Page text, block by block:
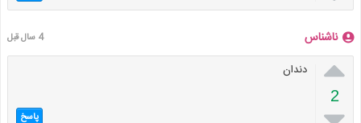
ناشناس 4 سال قبل

2
دندان
پاسخ